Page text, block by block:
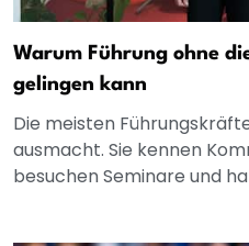
Warum Führung ohne
gelingen kann
Die meisten
ausmacht. Sie kennen
besuchen Seminare und